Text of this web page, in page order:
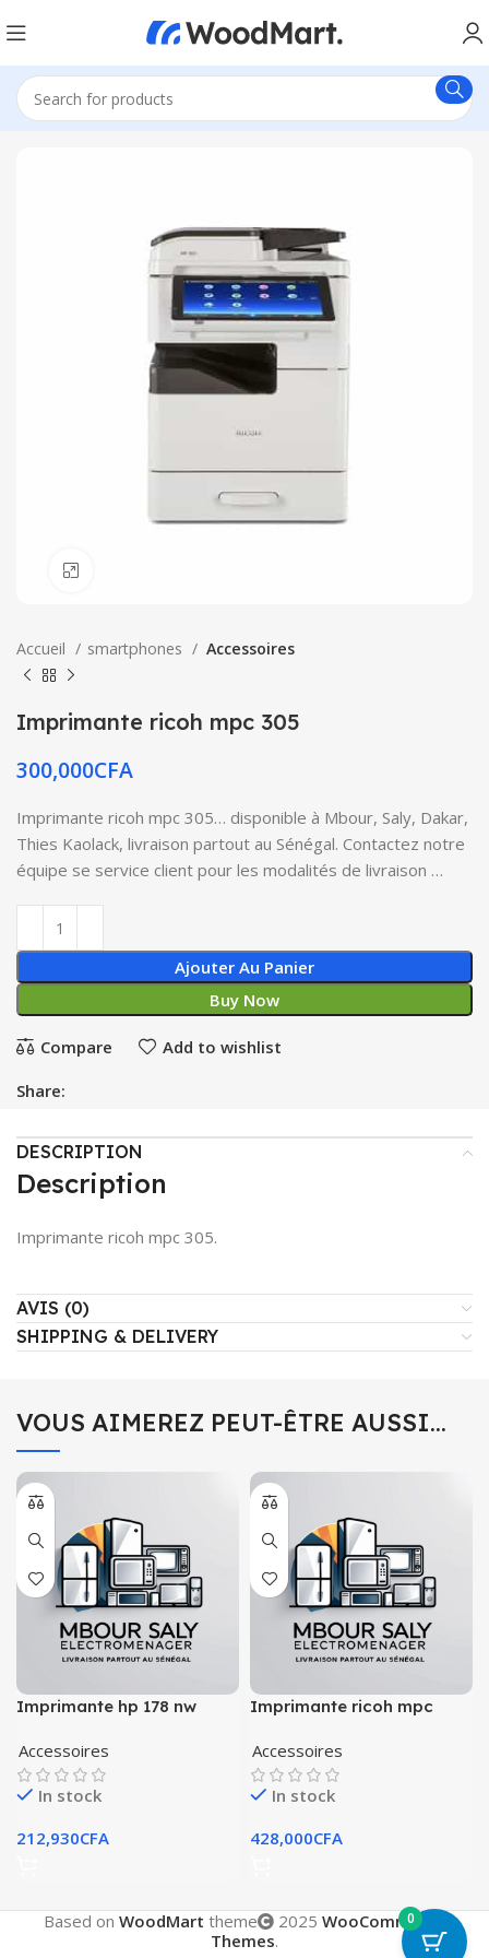
Accueil smartphones Accessoires
Imprimante ricoh mpc 305
300,000CFA
Imprimante ricoh mpc 305… disponible à Mbour, Saly, Dakar,
Thies Kaolack, livraison partout au Sénégal. Contactez notre
équipe se service client pour les modalités de livraison …
Ajouter Au Panier
Buy Now
Compare Add to wishlist
Share:
DESCRIPTION
Description
Imprimante ricoh mpc 305.
AVIS (0)
SHIPPING & DELIVERY
VOUS AIMEREZ PEUT-ÊTRE AUSSI…
Imprimante hp 178 nw
Accessoires
In stock
212,930CFA
Imprimante ricoh mpc
Accessoires
In stock
428,000CFA
Based on WoodMart theme 2025 WooCommerce
Themes.
0